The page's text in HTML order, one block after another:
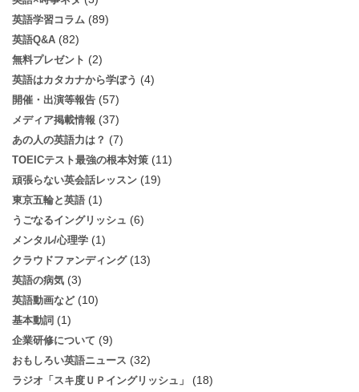
英語学習コラム (89)
英語Q&A (82)
無料プレゼント (2)
英語はカタカナから学ぼう (4)
開催・出演等報告 (57)
メディア掲載情報 (37)
あの人の英語力は？ (7)
TOEICテスト最強の根本対策 (11)
頑張らない英会話レッスン (19)
東京五輪と英語 (1)
うごなるイングリッシュ (6)
メンタル/心理学 (1)
クラウドファンディング(13)
英語の病気 (3)
英語動画など(10)
基本動詞 (1)
企業研修について (9)
おもしろい英語ニュース (32)
ラジオ「スキ度ＵＰイングリッシュ」 (18)